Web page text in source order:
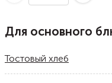
Для основного
Тостовый хлеб